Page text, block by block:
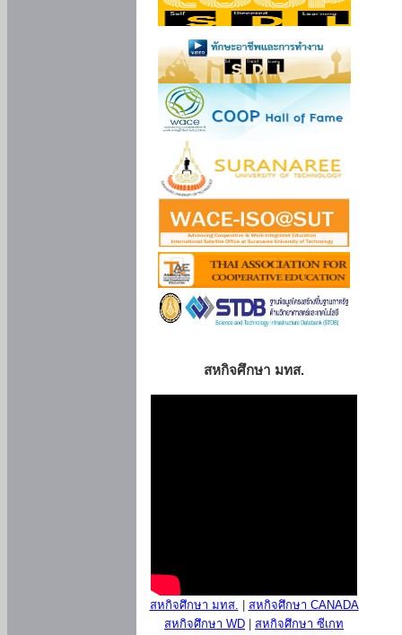
สหกิจศึกษา มทส.
สหกิจศึกษา มทส.
สหกิจศึกษา CANADA
สหกิจศึกษา WD
สหกิจศึกษา ซีเกท